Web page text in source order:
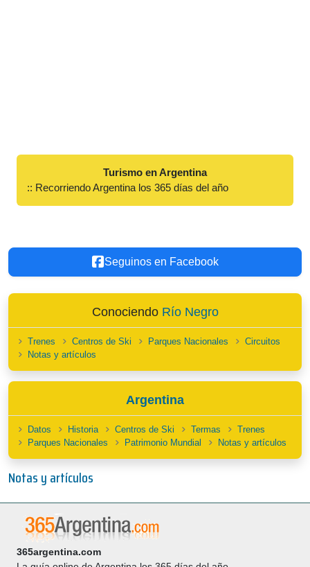
Turismo en Argentina
:: Recorriendo Argentina los 365 días del año
Seguinos en Facebook
Conociendo Río Negro
Trenes Centros de Ski Parques Nacionales
Circuitos
Notas y artículos
Argentina
Datos Historia Centros de Ski Termas
Trenes
Parques Nacionales
Patrimonio Mundial Notas y artículos
Notas y artículos
365argentina.com